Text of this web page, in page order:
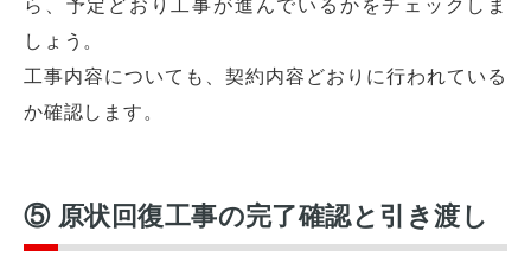
しょう。
工事内容についても、契約内容どおりに行われている
か確認します。
⑤ 原状回復工事の完了確認と引き渡し